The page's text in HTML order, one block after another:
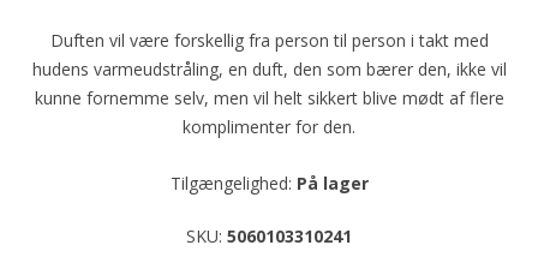
Duften vil være forskellig fra person til person i takt med
hudens varmeudstråling, en duft, den som bærer den, ikke vil
kunne fornemme selv, men vil helt sikkert blive mødt af flere
komplimenter for den.
Tilgængelighed: På lager
SKU: 5060103310241